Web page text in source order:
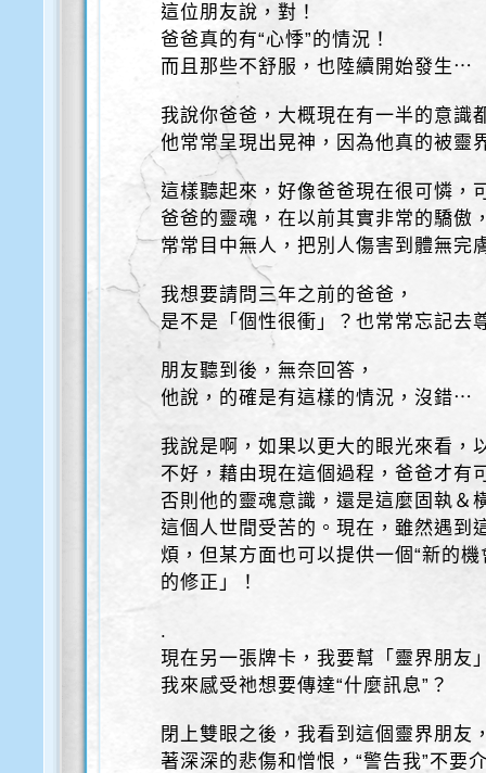
這位朋友說，對！
爸爸真的有“心悸”的情況！
而且那些不舒服，也陸續開始發生⋯
我說你爸爸，大概現在有一半的意識
他常常呈現出晃神，因為他真的被靈
這樣聽起來，好像爸爸現在很可憐，
爸爸的靈魂，在以前其實非常的驕傲
常常目中無人，把別人傷害到體無完
我想要請問三年之前的爸爸，
是不是「個性很衝」？也常常忘記去
朋友聽到後，無奈回答，
他說，的確是有這樣的情況，沒錯⋯
我說是啊，如果以更大的眼光來看，
不好，藉由現在這個過程，爸爸才有
否則他的靈魂意識，還是這麼固執＆
這個人世間受苦的。現在，雖然遇到
煩，但某方面也可以提供一個“新的
的修正」！
.
現在另一張牌卡，我要幫「靈界朋友
我來感受祂想要傳達“什麼訊息”？
閉上雙眼之後，我看到這個靈界朋友
著深深的悲傷和憎恨，“警告我”不要